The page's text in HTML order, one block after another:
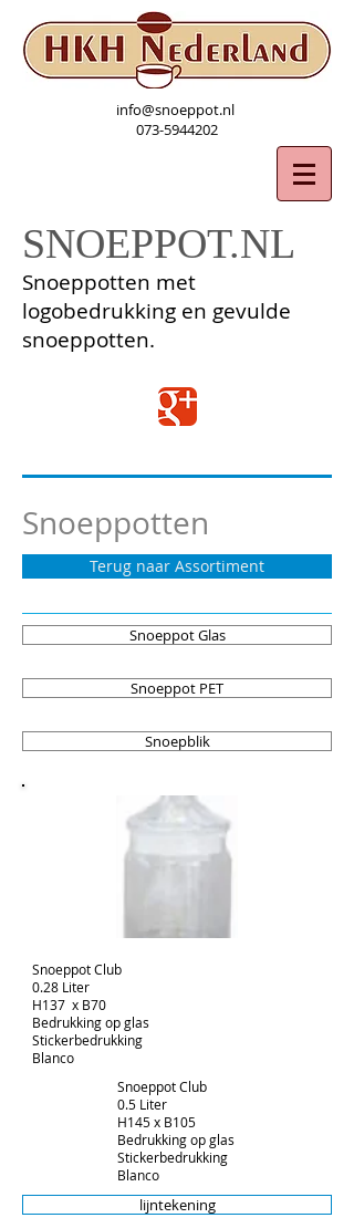
SNOEPPOT.NL
Snoeppotten met
logobedrukking en gevulde
snoeppotten.
info@snoeppot.nl
073-5944202
Snoeppot Club
0.28 Liter
H137 x B70
Bedrukking op glas
Stickerbedrukking
Blanco
lijntekening
Snoeppotten
Snoeppot Club
0.5 Liter
H145 x B105
Bedrukking op glas
Stickerbedrukking
Blanco
Snoeppot Glas
Snoeppot PET
Snoepblik
Terug naar Assortiment